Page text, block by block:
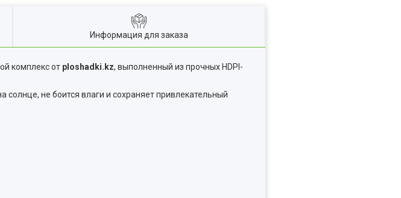
Информация для заказа
комплекс от ploshadki.kz, выполненный из прочных HDPI-
не боится влаги и сохраняет привлекательный